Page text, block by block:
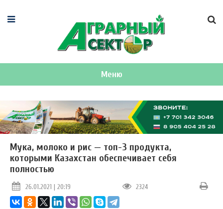
Меню
Мука, молоко и рис — топ-3 продукта,
которыми Казахстан обеспечивает себя
полностью
26.01.2021 | 20:19 2324